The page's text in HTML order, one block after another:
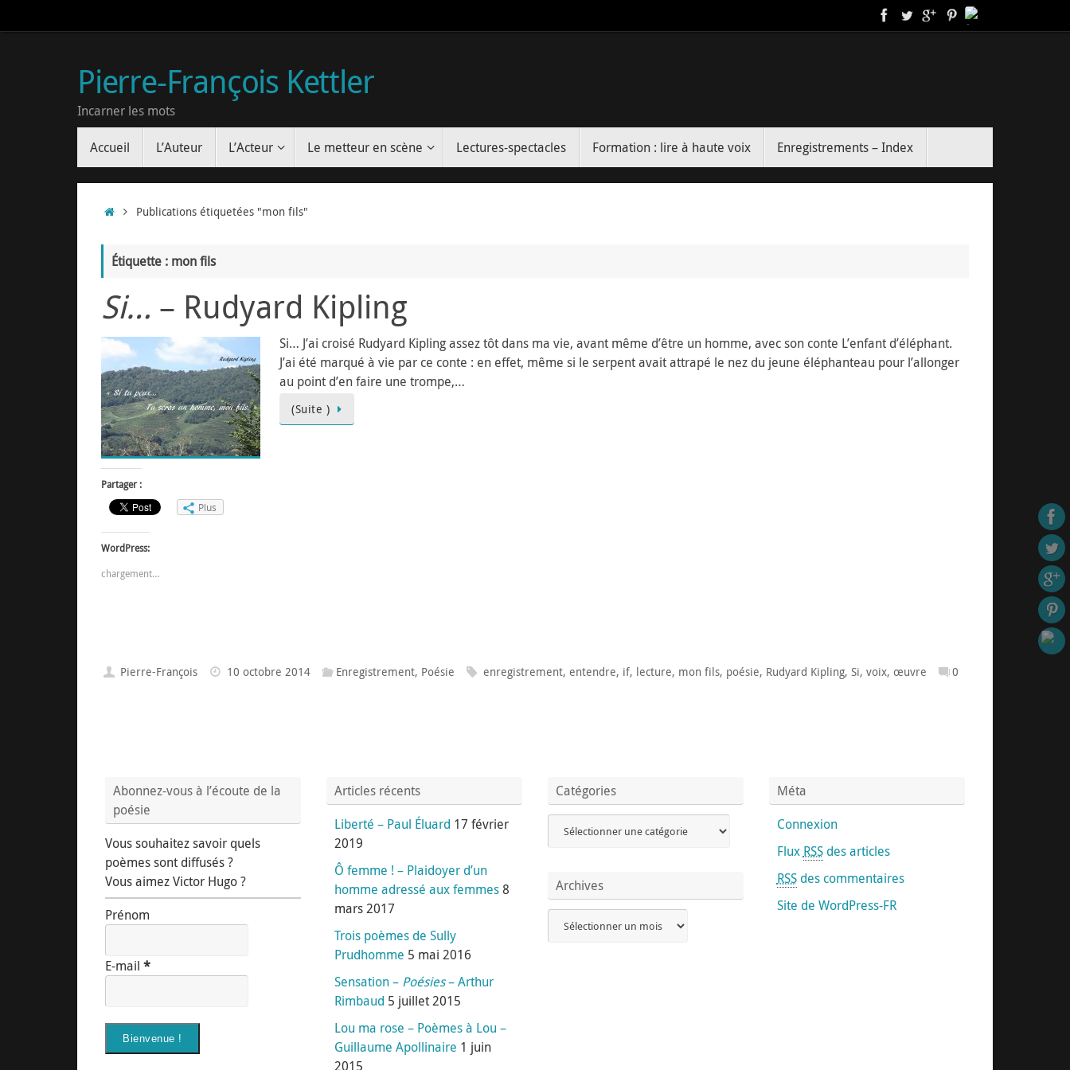
Pierre-François Kettler
Incarner les mots
Accueil L’Auteur L’Acteur Le metteur en scène Lectures-spectacles Formation : lire à haute voix Enregistrements – Index
Publications étiquetées "mon fils"
Étiquette : mon fils
Si… – Rudyard Kipling
Si… J’ai croisé Rudyard Kipling assez tôt dans ma vie, avant même d’être un homme, avec son conte L’enfant d’éléphant.
J’ai été marqué à vie par ce conte : en effet, même si le serpent avait attrapé le nez du jeune éléphanteau pour l’allonger
au point d’en faire une trompe,…
(Suite )
Partager :
Plus
WordPress:
chargement…
Pierre-François 10 octobre 2014 Enregistrement, Poésie enregistrement,entendre, if, lecture, mon fils, poésie, Rudyard Kipling,Si,voix,œuvre 0
Abonnez-vous à l’écoute de la
poésie
Vous souhaitez savoir quels
poèmes sont diffusés ?
Vous aimez Victor Hugo ?
Prénom
E-mail *
Articles récents
Liberté – Paul Éluard 17 février
2019
Ô femme ! – Plaidoyer d’un
homme adressé aux femmes 8
mars 2017
Trois poèmes de Sully
Prudhomme 5 mai 2016
Sensation – Poésies– Arthur
Rimbaud 5 juillet 2015
Lou ma rose – Poèmes à Lou –
Guillaume Apollinaire 1 juin
2015
Catégories
Archives
Méta
Connexion
Flux RSSdes articles
RSSdes commentaires
Site de WordPress-FR